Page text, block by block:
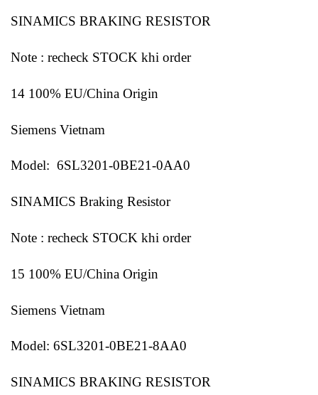
SINAMICS BRAKING RESISTOR
Note : recheck STOCK khi order
14 100% EU/China Origin
Siemens Vietnam
Model: 6SL3201-0BE21-0AA0
SINAMICS Braking Resistor
Note : recheck STOCK khi order
15 100% EU/China Origin
Siemens Vietnam
Model: 6SL3201-0BE21-8AA0
SINAMICS BRAKING RESISTOR